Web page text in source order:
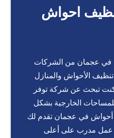
احواش
في عجمان من الشركات
الأحواش والمنازل
كنت تبحث عن شركة توفر
الخارجية بشكل
أحواش في عجمان تقدم لك
عمل مدرب على أعلى